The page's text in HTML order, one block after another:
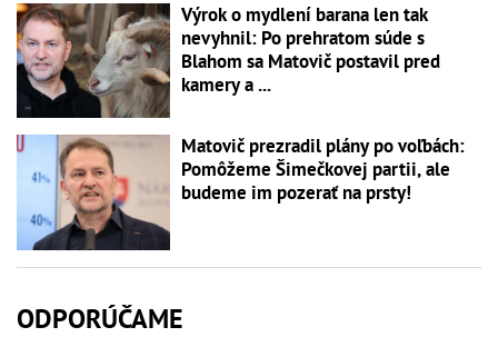
Výrok o mydlení barana len tak
nevyhnil: Po prehratom súde s
Blahom sa Matovič postavil pred
kamery a ...
Matovič prezradil plány po voľbách:
Pomôžeme Šimečkovej partii, ale
budeme im pozerať na prsty!
ODPORÚČAME